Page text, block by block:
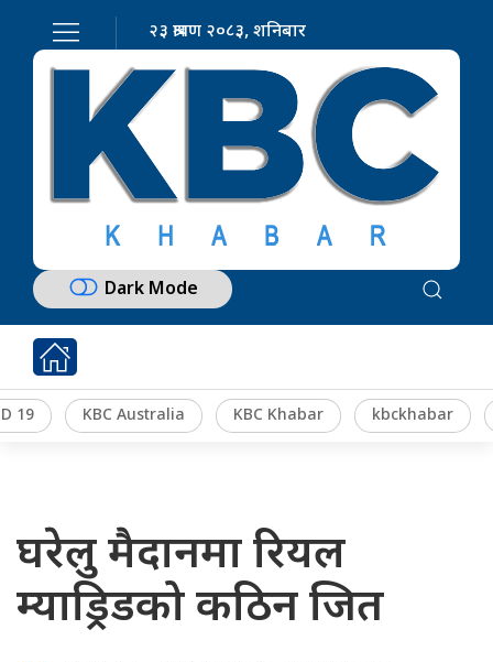
२३ श्रावण २०८३, शनिबार
Dark Mode
19 KBC Australia KBC Khabar kbckhabar
घरेलु मैदानमा रियल
म्याड्रिडको कठिन जित